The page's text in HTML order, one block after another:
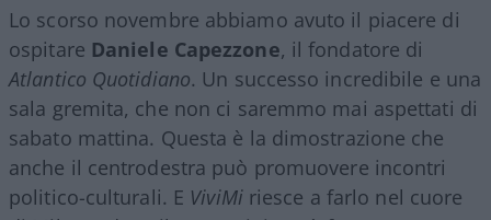
Lo scorso novembre abbiamo avuto il piacere di
ospitare Daniele Capezzone, il fondatore di
Atlantico Quotidiano. Un successo incredibile e una
sala gremita, che non ci saremmo mai aspettati di
sabato mattina. Questa è la dimostrazione che
anche il centrodestra può promuovere incontri
politico-culturali. E ViviMiriesce a farlo nel cuore